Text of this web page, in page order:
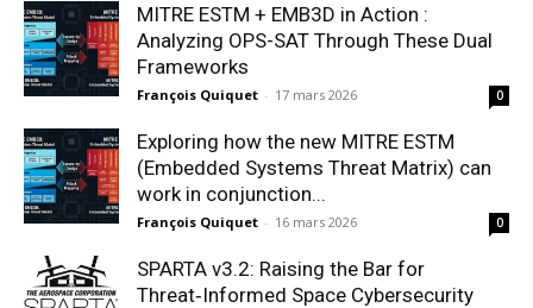
MITRE ESTM + EMB3D in Action :
Analyzing OPS-SAT Through These Dual
Frameworks
François Quiquet - 17 mars 2026 0
Exploring how the new MITRE ESTM
(Embedded Systems Threat Matrix) can
work in conjunction...
François Quiquet - 16 mars 2026 0
SPARTA v3.2: Raising the Bar for
Threat‑Informed Space Cybersecurity